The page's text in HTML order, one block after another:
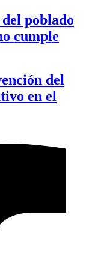
poblado
cumple
del
en el